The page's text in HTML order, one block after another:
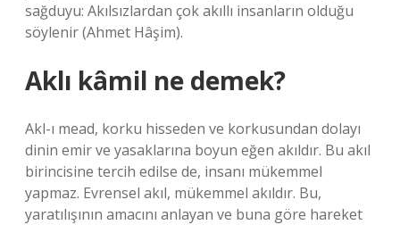
sağduyu: Akılsızlardan çok akıllı insanların olduğu
söylenir (Ahmet Hâşim).
Aklı kâmil ne demek?
Akl-ı mead, korku hisseden ve korkusundan dolayı
dinin emir ve yasaklarına boyun eğen akıldır. Bu akıl
birincisine tercih edilse de, insanı mükemmel
yapmaz. Evrensel akıl, mükemmel akıldır. Bu,
yaratılışının amacını anlayan ve buna göre hareket